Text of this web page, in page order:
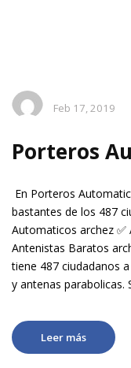
Feb 17, 2019
Porteros
En Porteros
bastantes de los 487
Automaticos archez
Antenistas Baratos
tiene 487 ciudadanos
y antenas parabolicas.
Leer más